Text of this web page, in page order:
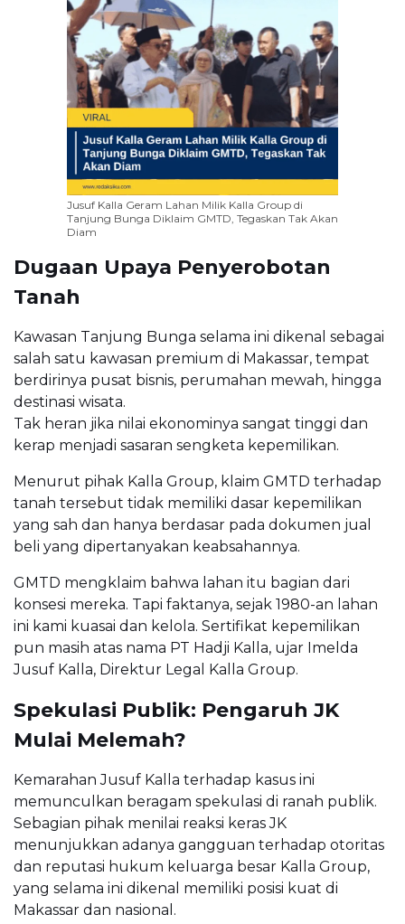
Jusuf Kalla Geram Lahan Milik Kalla Group di
Tanjung Bunga Diklaim GMTD, Tegaskan Tak Akan
Diam
Dugaan Upaya Penyerobotan
Tanah
Kawasan Tanjung Bunga selama ini dikenal sebagai
salah satu kawasan premium di Makassar, tempat
berdirinya pusat bisnis, perumahan mewah, hingga
destinasi wisata.
Tak heran jika nilai ekonominya sangat tinggi dan
kerap menjadi sasaran sengketa kepemilikan.
Menurut pihak Kalla Group, klaim GMTD terhadap
tanah tersebut tidak memiliki dasar kepemilikan
yang sah dan hanya berdasar pada dokumen jual
beli yang dipertanyakan keabsahannya.
GMTD mengklaim bahwa lahan itu bagian dari
konsesi mereka. Tapi faktanya, sejak 1980-an lahan
ini kami kuasai dan kelola. Sertifikat kepemilikan
pun masih atas nama PT Hadji Kalla, ujar Imelda
Jusuf Kalla, Direktur Legal Kalla Group.
Spekulasi Publik: Pengaruh JK
Mulai Melemah?
Kemarahan Jusuf Kalla terhadap kasus ini
memunculkan beragam spekulasi di ranah publik.
Sebagian pihak menilai reaksi keras JK
menunjukkan adanya gangguan terhadap otoritas
dan reputasi hukum keluarga besar Kalla Group,
yang selama ini dikenal memiliki posisi kuat di
Makassar dan nasional.